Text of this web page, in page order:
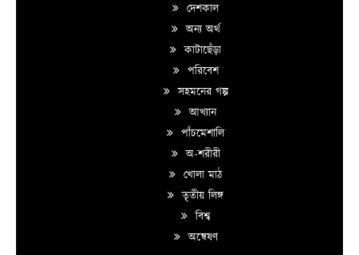
দেশকাল
অন্য অর্থ
কাটাছেঁড়া
পরিবেশ
সহমনের গল্প
আখ্যান
পাঁচমেশালি
অ-শরীরী
খোলা মাঠ
তৃতীয় লিঙ্গ
বিশ্ব
অন্বেষণ